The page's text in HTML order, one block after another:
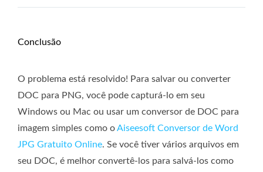
Conclusão
O problema está resolvido! Para salvar ou converter
DOC para PNG, você pode capturá-lo em seu
Windows ou Mac ou usar um conversor de DOC para
imagem simples como oAiseesoft Conversor de Word
JPG Gratuito Online. Se você tiver vários arquivos em
seu DOC, é melhor convertê-los para salvá-los como